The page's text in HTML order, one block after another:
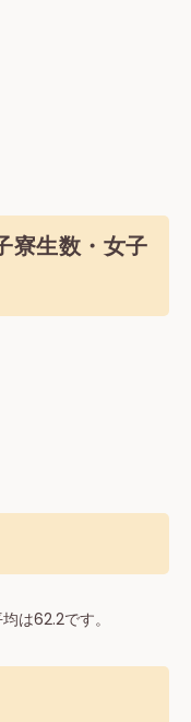
寮生数・女子
は62.2です。